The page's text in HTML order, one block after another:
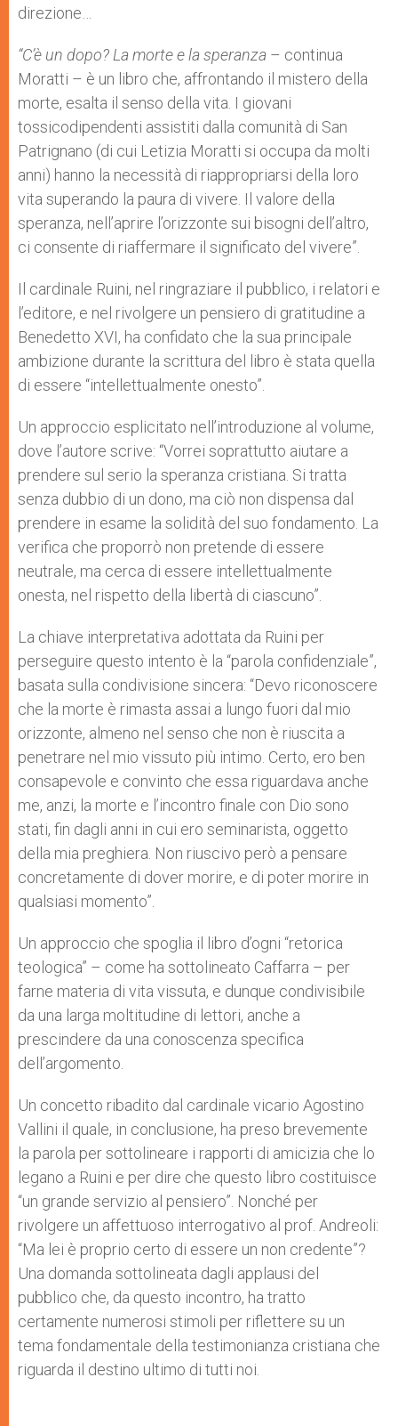
direzione…
“C’è un dopo? La morte e la speranza – continua
Moratti – è un libro che, affrontando il mistero della
morte, esalta il senso della vita. I giovani
tossicodipendenti assistiti dalla comunità di San
Patrignano (di cui Letizia Moratti si occupa da molti
anni) hanno la necessità di riappropriarsi della loro
vita superando la paura di vivere. Il valore della
speranza, nell’aprire l’orizzonte sui bisogni dell’altro,
ci consente di riaffermare il significato del vivere”.
Il cardinale Ruini, nel ringraziare il pubblico, i relatori e
l’editore, e nel rivolgere un pensiero di gratitudine a
Benedetto XVI, ha confidato che la sua principale
ambizione durante la scrittura del libro è stata quella
di essere “intellettualmente onesto”.
Un approccio esplicitato nell’introduzione al volume,
dove l’autore scrive: “Vorrei soprattutto aiutare a
prendere sul serio la speranza cristiana. Si tratta
senza dubbio di un dono, ma ciò non dispensa dal
prendere in esame la solidità del suo fondamento. La
verifica che proporrò non pretende di essere
neutrale, ma cerca di essere intellettualmente
onesta, nel rispetto della libertà di ciascuno”.
La chiave interpretativa adottata da Ruini per
perseguire questo intento è la “parola confidenziale”,
basata sulla condivisione sincera: “Devo riconoscere
che la morte è rimasta assai a lungo fuori dal mio
orizzonte, almeno nel senso che non è riuscita a
penetrare nel mio vissuto più intimo. Certo, ero ben
consapevole e convinto che essa riguardava anche
me, anzi, la morte e l’incontro finale con Dio sono
stati, fin dagli anni in cui ero seminarista, oggetto
della mia preghiera. Non riuscivo però a pensare
concretamente di dover morire, e di poter morire in
qualsiasi momento”.
Un approccio che spoglia il libro d’ogni “retorica
teologica” – come ha sottolineato Caffarra – per
farne materia di vita vissuta, e dunque condivisibile
da una larga moltitudine di lettori, anche a
prescindere da una conoscenza specifica
dell’argomento.
Un concetto ribadito dal cardinale vicario Agostino
Vallini il quale, in conclusione, ha preso brevemente
la parola per sottolineare i rapporti di amicizia che lo
legano a Ruini e per dire che questo libro costituisce
“un grande servizio al pensiero”. Nonché per
rivolgere un affettuoso interrogativo al prof. Andreoli:
“Ma lei è proprio certo di essere un non credente”?
Una domanda sottolineata dagli applausi del
pubblico che, da questo incontro, ha tratto
certamente numerosi stimoli per riflettere su un
tema fondamentale della testimonianza cristiana che
riguarda il destino ultimo di tutti noi.